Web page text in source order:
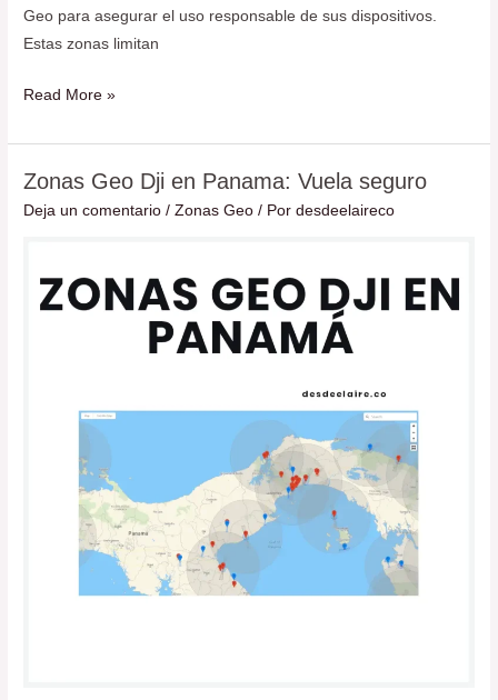
Geo para asegurar el uso responsable de sus dispositivos.
Estas zonas limitan
Read More »
Zonas Geo Dji en Panama: Vuela seguro
Deja un comentario /Zonas Geo / Pordesdeelaireco
Zonas
Geo
Panama: